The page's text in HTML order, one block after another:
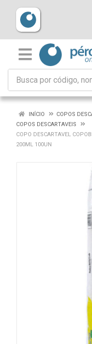
INÍCIO
COPOS
COPOS DESCARTAVEIS
COPO DESCARTAVEL
200ML 100UN